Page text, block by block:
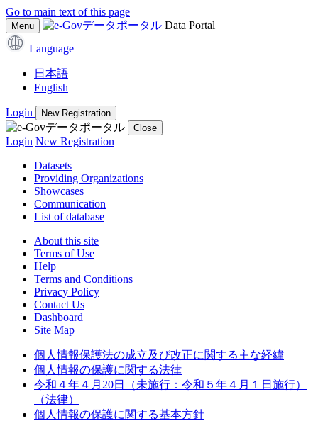
Go to main text of this page
Menu
Data Portal
Language
日本語
English
Login
New Registration
Close
Login New Registration
Datasets
Providing Organizations
Showcases
Communication
List of database
About this site
Terms of Use
Help
Terms and Conditions
Privacy Policy
Contact Us
Dashboard
Site Map
個人情報保護法の成立及び改正に関する主な経緯
個人情報の保護に関する法律
令和４年４月20日（未施行：令和５年４月１日施行）
（法律）
個人情報の保護に関する基本方針